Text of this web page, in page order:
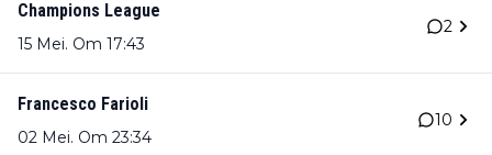
Champions League
15 Mei. Om 17:43
2
Francesco Farioli
02 Mei. Om 23:34
10